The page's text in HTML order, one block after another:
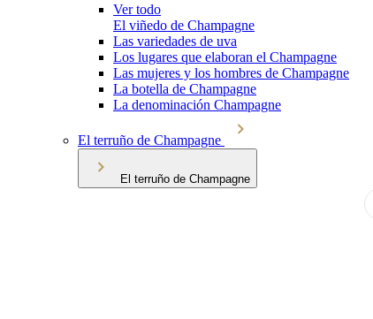
Ver todo
El viñedo de Champagne
Las variedades de uva
Los lugares que elaboran el Champagne
Las mujeres y los hombres de Champagne
La botella de Champagne
La denominación Champagne
El terruño de Champagne
El terruño de Champagne